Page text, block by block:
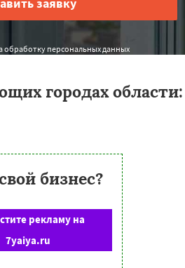
обработку персональных данных
городах области:
бизнес?
рекламу на
7yaiya.ru